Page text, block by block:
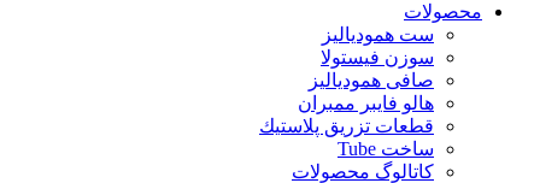
محصولات
ست همودیالیز
سوزن فیستولا
صافی همودیالیز
هالو فایبر ممبران
قطعات تزريق پلاستيك
ساخت Tube
کاتالوگ محصولات